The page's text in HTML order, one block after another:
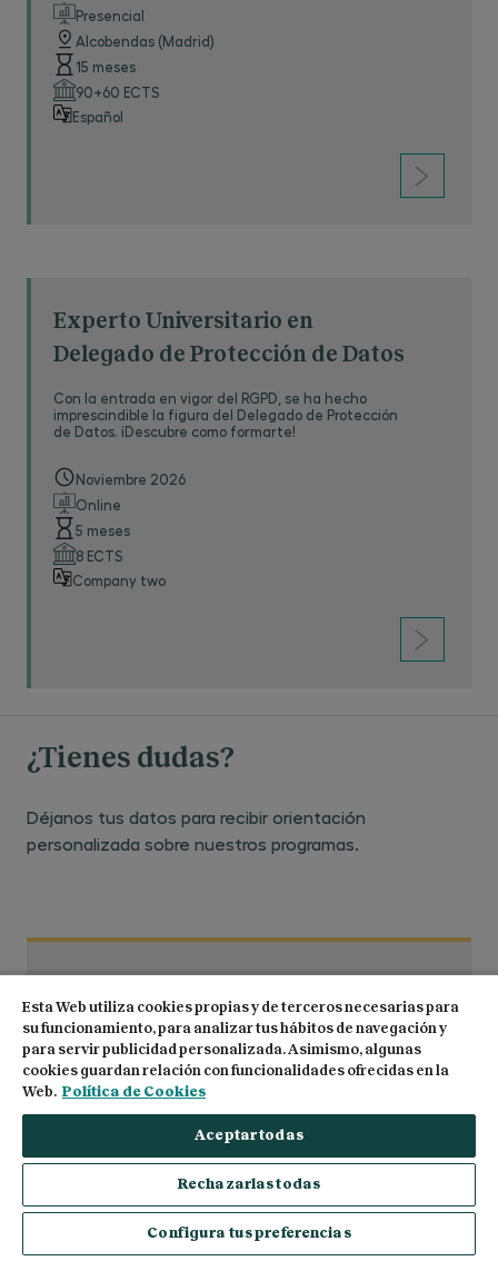
Presencial
Alcobendas (Madrid)
15 meses
90+60 ECTS
Español
Experto Universitario en
Delegado de Protección de Datos
Con la entrada en vigor del RGPD, se ha hecho
imprescindible la figura del Delegado de Protección
de Datos. ¡Descubre como formarte!
Noviembre 2026
Online
5 meses
8 ECTS
Company two
Solicita información
¿Tienes dudas?
Déjanos tus datos para recibir orientación
personalizada sobre nuestros programas.
Nombre*
Apellidos*
Email*
Teléfono*
Esta Web utiliza cookies propias y de terceros necesarias para
su funcionamiento, para analizar tus hábitos de navegación y
para servir publicidad personalizada. Asimismo, algunas
cookies guardan relación con funcionalidades ofrecidas en la
Web. Política de Cookies
Aceptar todas
Rechazarlas todas
Configura tus preferencias